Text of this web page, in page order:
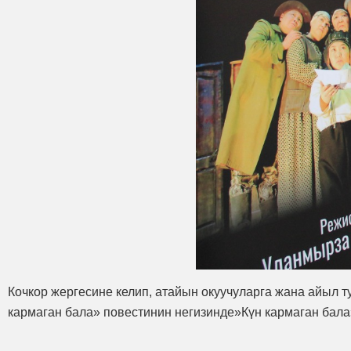
Кочкор жергесине келип, атайын окуучуларга жана
кармаган бала» повестинин негизинде»Күн кармаган